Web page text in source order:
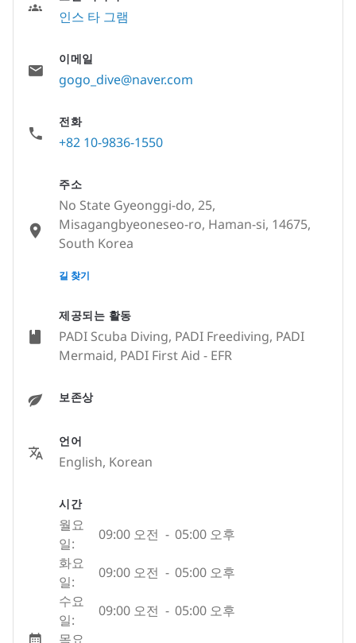
제공되는 활동
PADI Scuba Diving, PADI Freediving, PADI
Mermaid, PADI First Aid - EFR
보존상
언어
English, Korean
시간
월요
일:
09:00 오전 - 05:00 오후
화요
일:
09:00 오전 - 05:00 오후
수요
일:
09:00 오전 - 05:00 오후
목요
인스 타 그램
이메일
gogo_dive@naver.com
전화
+82 10-9836-1550
주소
No State Gyeonggi-do, 25,
Misagangbyeoneseo-ro, Haman-si, 14675,
South Korea
None
길 찾기